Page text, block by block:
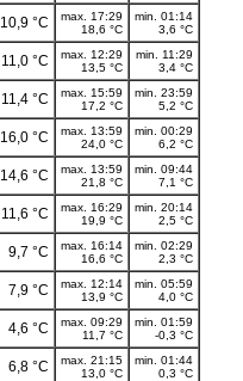
10,9 °C
max. 17:29
18,6 °C
min. 01:14
3,6 °C
11,0 °C
max. 12:29
13,5 °C
min. 11:29
3,4 °C
11,4 °C
max. 15:59
17,2 °C
min. 23:59
5,2 °C
16,0 °C
max. 13:59
24,0 °C
min. 00:29
6,2 °C
14,6 °C
max. 13:59
21,8 °C
min. 09:44
7,1 °C
11,6 °C
max. 16:29
19,9 °C
min. 20:14
2,5 °C
9,7 °C
max. 16:14
16,6 °C
min. 02:29
2,3 °C
7,9 °C
max. 12:14
13,9 °C
min. 05:59
4,0 °C
4,6 °C
max. 09:29
11,7 °C
min. 01:59
-0,3 °C
6,8 °C
max. 21:15
13,0 °C
min. 01:44
0,3 °C